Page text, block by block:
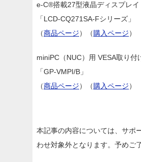
e-C®搭載27型液晶ディスプレイ
「LCD-CQ271SA-Fシリーズ」
（商品ページ）（購入ページ）
miniPC（NUC）用 VESA取り付
「GP-VMPI/B」
（商品ページ）（購入ページ）
本記事の内容については、サポ
わせ対象外となります。予めご